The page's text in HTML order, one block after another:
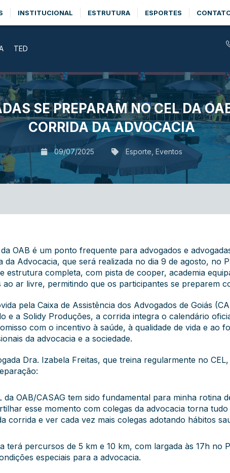
INSTITUCIONAL ESTRUTURA ESPORTES
TED
SE PREPARAM NO CEL DA
CORRIDA DA ADVOCACIA
09/07/2025 Esporte Eventos
da OAB é um ponto frequente para advogados e
da Advocacia, que será realizada no dia 9 de agosto, no
estrutura completa, com pista de cooper, academia
ao ar livre, permitindo que os participantes se preparem
pela Caixa de Assistência dos Advogados de Goiás
e a Solidy Produções, a corrida integra o calendário
com o incentivo à saúde, à qualidade de vida e ao
da advocacia e a sociedade.
Dra. Izabela Freitas, que treina regularmente no
da OAB/CASAG tem sido fundamental para minha rotina
esse momento com colegas da advocacia torna tudo
corrida e ver cada vez mais colegas adotando hábitos
terá percursos de 5 km e 10 km, com largada às 17h no
especiais para a advocacia.